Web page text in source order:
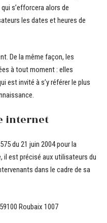
s’efforcera alors de
les dates et heures de
De la même façon, les
à tout moment : elles
est invité à s’y référer le plus
internet
du 21 juin 2004 pour la
il est précisé aux utilisateurs du
dans le cadre de sa
Roubaix 1007